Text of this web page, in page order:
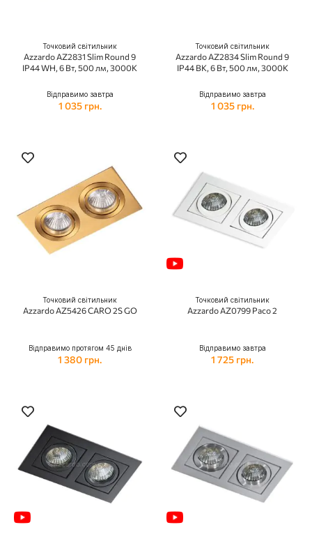
Точковий світильник
Azzardo AZ2831 Slim Round 9
IP44 WH, 6 Вт, 500 лм, 3000K
Відправимо завтра
1 035 грн.
Точковий світильник
Azzardo AZ2834 Slim Round 9
IP44 BK, 6 Вт, 500 лм, 3000K
Відправимо завтра
1 035 грн.
Точковий світильник
Azzardo AZ5426 CARO 2S GO
Відправимо протягом 45 днів
1 380 грн.
Точковий світильник
Azzardo AZ0799 Paco 2
Відправимо завтра
1 725 грн.